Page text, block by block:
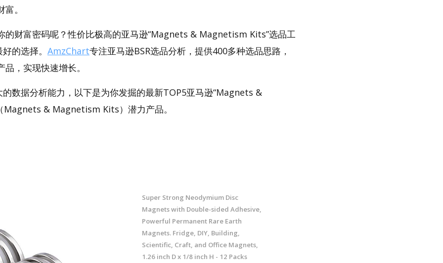
。
的财富密码呢？性价比极高的亚马逊“Magnets & Magnetism Kits”选品工
的选择。 AmzChart专注亚马逊BSR选品分析，提供400多种选品思路，
，实现快速增长。
数据分析能力，以下是为你发掘的最新TOP5亚马逊“Magnets &
& Magnetism Kits）潜力产品。
Super Strong Neodymium Disc
Magnets with Double-sided Adhesive,
Powerful Permanent Rare Earth
Magnets. Fridge, DIY, Building,
Scientific, Craft, and Office Magnets,
1.26 inch D x 1/8 inch H - 12 Packs